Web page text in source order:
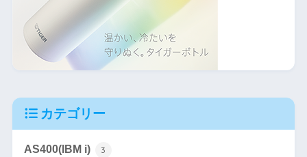
カテゴリー
AS400(IBM i) 3